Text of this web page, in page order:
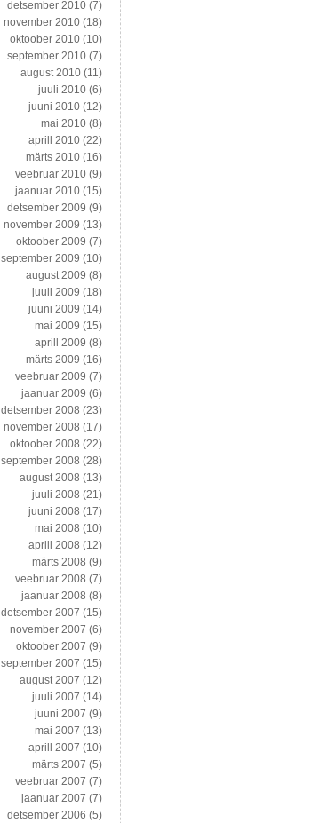
detsember 2010 (7)
november 2010 (18)
oktoober 2010 (10)
september 2010 (7)
august 2010 (11)
juuli 2010 (6)
juuni 2010 (12)
mai 2010 (8)
aprill 2010 (22)
märts 2010 (16)
veebruar 2010 (9)
jaanuar 2010 (15)
detsember 2009 (9)
november 2009 (13)
oktoober 2009 (7)
september 2009 (10)
august 2009 (8)
juuli 2009 (18)
juuni 2009 (14)
mai 2009 (15)
aprill 2009 (8)
märts 2009 (16)
veebruar 2009 (7)
jaanuar 2009 (6)
detsember 2008 (23)
november 2008 (17)
oktoober 2008 (22)
september 2008 (28)
august 2008 (13)
juuli 2008 (21)
juuni 2008 (17)
mai 2008 (10)
aprill 2008 (12)
märts 2008 (9)
veebruar 2008 (7)
jaanuar 2008 (8)
detsember 2007 (15)
november 2007 (6)
oktoober 2007 (9)
september 2007 (15)
august 2007 (12)
juuli 2007 (14)
juuni 2007 (9)
mai 2007 (13)
aprill 2007 (10)
märts 2007 (5)
veebruar 2007 (7)
jaanuar 2007 (7)
detsember 2006 (5)